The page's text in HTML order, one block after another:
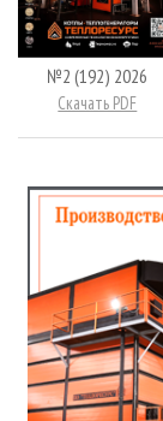
№2 (192) 2026
Скачать PDF